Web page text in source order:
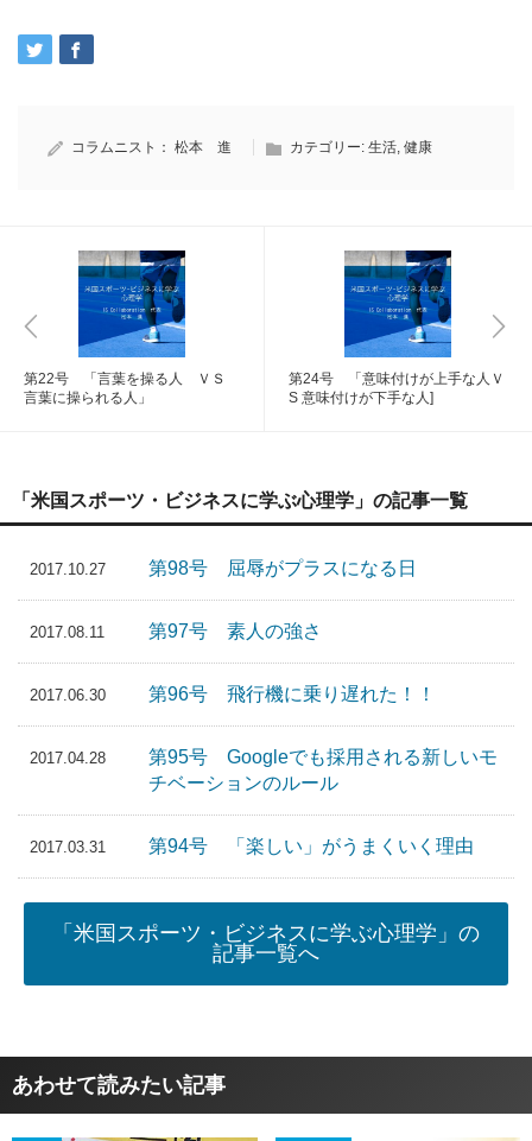
コラムニスト： 松本 進 カテゴリー: 生活, 健康
第22号 「言葉を操る人 ＶＳ
言葉に操られる人」
第24号 「意味付けが上手な人Ｖ
S 意味付けが下手な人]
「米国スポーツ・ビジネスに学ぶ心理学」の記事一覧
2017.10.27 第98号 屈辱がプラスになる日
2017.08.11 第97号 素人の強さ
2017.06.30 第96号 飛行機に乗り遅れた！！
2017.04.28
第95号 Googleでも採用される新しいモ
チベーションのルール
2017.03.31 第94号 「楽しい」がうまくいく理由
「米国スポーツ・ビジネスに学ぶ心理学」の
記事一覧へ
あわせて読みたい記事